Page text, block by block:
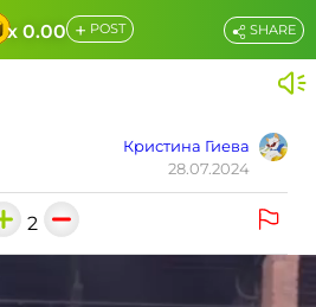
x 0.00 + POST
Кристина Гиева
28.07.2024
SHARE
2